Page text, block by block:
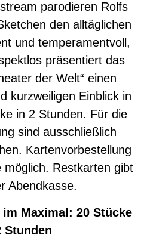
parodieren Rolfs
den alltäglichen
und temperamentvoll,
präsentiert das
der Welt“ einen
kurzweiligen Einblick in
in 2 Stunden. Für die
sind ausschließlich
Kartenvorbestellung
möglich. Restkarten gibt
Abendkasse.
Maximal: 20 Stücke
Stunden